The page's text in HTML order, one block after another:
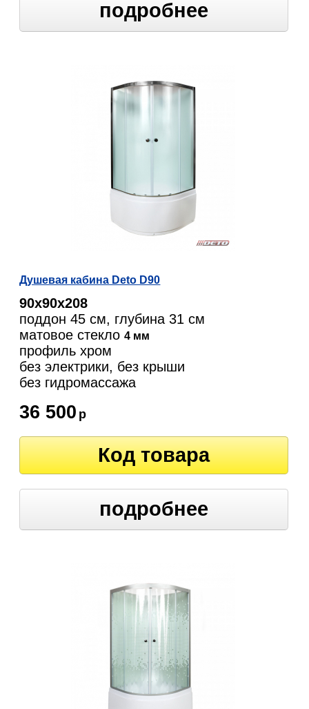
подробнее
Душевая кабина Deto D90
90х90х208
поддон 45 см, глубина 31 см
матовое стекло4 мм
профиль хром
без электрики, без крыши
без гидромассажа
36 500 р
Код товара
подробнее